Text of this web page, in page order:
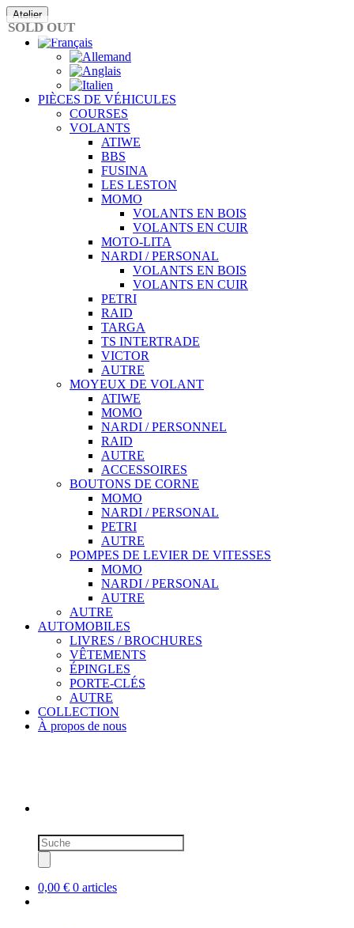
Passer
au
contenu
Atelier
PIÈCES DE VÉHICULES
COURSES
VOLANTS
ATIWE
BBS
FUSINA
LES LESTON
MOMO
VOLANTS EN BOIS
VOLANTS EN CUIR
MOTO-LITA
NARDI / PERSONAL
VOLANTS EN BOIS
VOLANTS EN CUIR
PETRI
RAID
TARGA
TS INTERTRADE
VICTOR
AUTRE
MOYEUX DE VOLANT
ATIWE
MOMO
NARDI / PERSONNEL
RAID
AUTRE
ACCESSOIRES
BOUTONS DE CORNE
MOMO
NARDI / PERSONAL
PETRI
AUTRE
POMPES DE LEVIER DE VITESSES
MOMO
NARDI / PERSONAL
AUTRE
AUTRE
AUTOMOBILES
LIVRES / BROCHURES
VÊTEMENTS
ÉPINGLES
PORTE-CLÉS
AUTRE
COLLECTION
À propos de nous
Recherche
de
produits
0,00 € 0 articles
SOLD OUT